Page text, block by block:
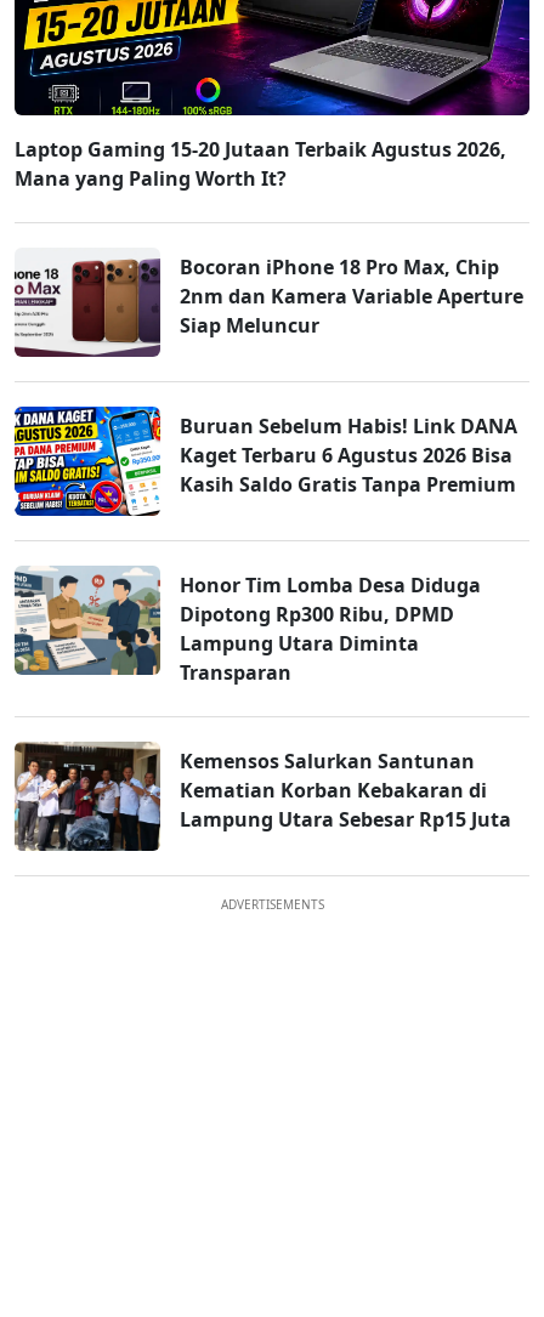
Laptop Gaming 15-20 Jutaan Terbaik Agustus 2026,
Mana yang Paling Worth It?
Bocoran iPhone 18 Pro Max, Chip
2nm dan Kamera Variable Aperture
Siap Meluncur
Buruan Sebelum Habis! Link DANA
Kaget Terbaru 6 Agustus 2026 Bisa
Kasih Saldo Gratis Tanpa Premium
Honor Tim Lomba Desa Diduga
Dipotong Rp300 Ribu, DPMD
Lampung Utara Diminta
Transparan
Kemensos Salurkan Santunan
Kematian Korban Kebakaran di
Lampung Utara Sebesar Rp15 Juta
ADVERTISEMENTS